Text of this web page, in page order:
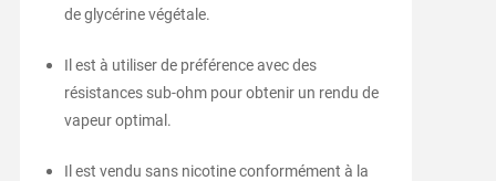
de glycérine végétale.
Il est à utiliser de préférence avec des
résistances sub-ohm pour obtenir un rendu de
vapeur optimal.
Il est vendu sans nicotine conformément à la